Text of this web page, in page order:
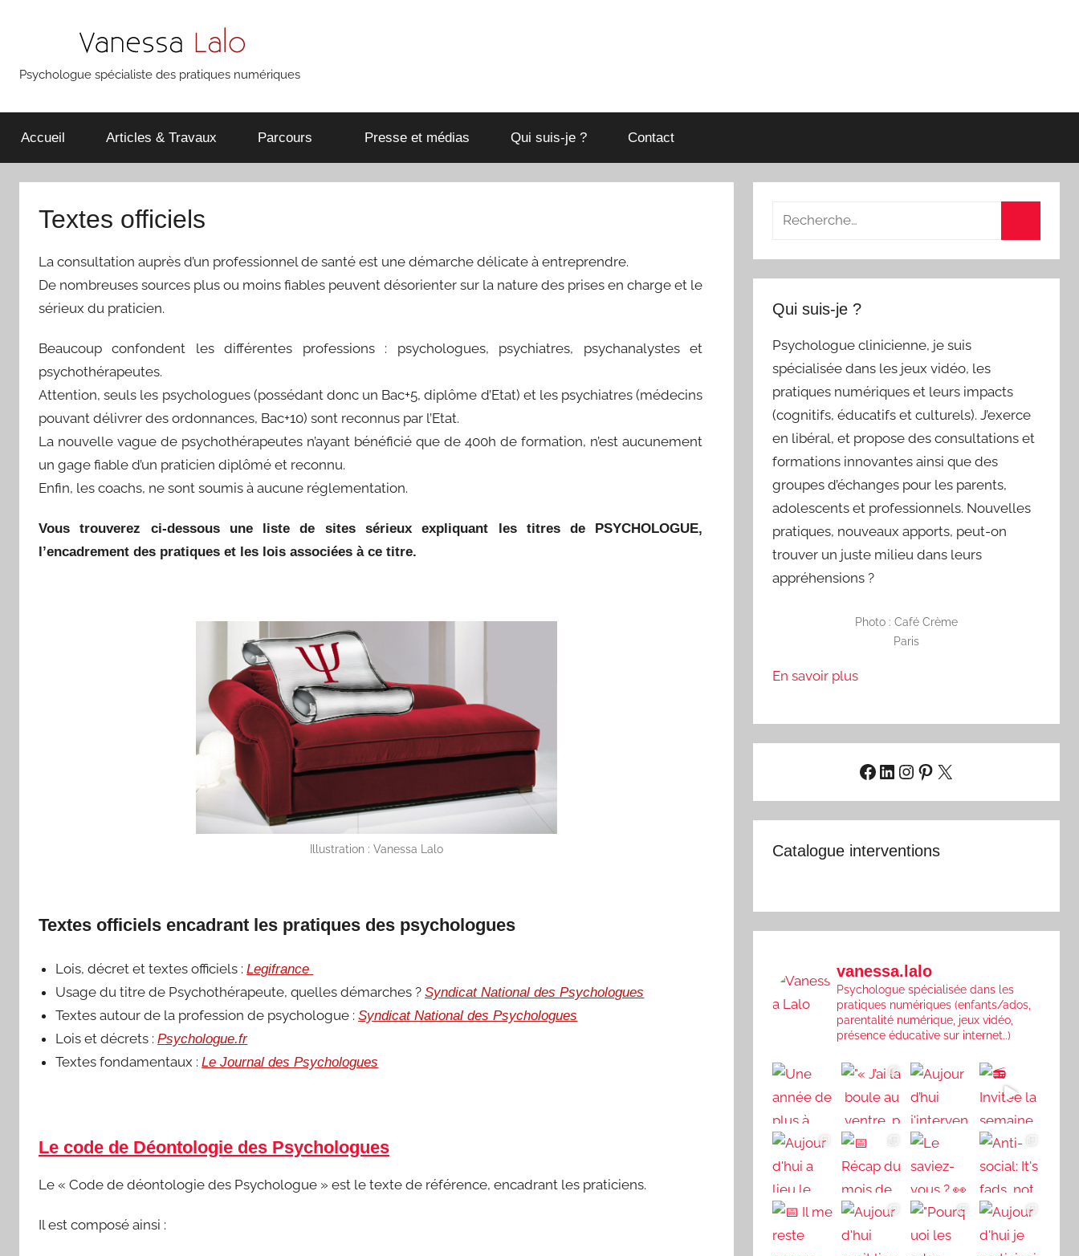
Vanessa
Lalo
Psychologue spécialiste des pratiques numériques
Accueil Articles & Travaux Parcours Presse et médias Qui suis-je ? Contact
Textes officiels
La consultation auprès d’un professionnel de santé est une démarche délicate à entreprendre.
De nombreuses sources plus ou moins fiables peuvent désorienter sur la nature des prises en charge et le
sérieux du praticien.
Beaucoup confondent les différentes professions : psychologues, psychiatres, psychanalystes et
psychothérapeutes.
Attention, seuls les psychologues (possédant donc un Bac+5, diplôme d’Etat) et les psychiatres (médecins
pouvant délivrer des ordonnances, Bac+10) sont reconnus par l’Etat.
La nouvelle vague de psychothérapeutes n’ayant bénéficié que de 400h de formation, n’est aucunement
un gage fiable d’un praticien diplômé et reconnu.
Enfin, les coachs, ne sont soumis à aucune réglementation.
Vous trouverez ci-dessous une liste de sites sérieux expliquant les titres de PSYCHOLOGUE,
l’encadrement des pratiques et les lois associées à ce titre.
Illustration : Vanessa Lalo
Textes officiels encadrant les pratiques des psychologues
Lois, décret et textes officiels :Legifrance
Usage du titre de Psychothérapeute, quelles démarches ?Syndicat National des Psychologues
Textes autour de la profession de psychologue :Syndicat National des Psychologues
Lois et décrets :Psychologue.fr
Textes fondamentaux :Le Journal des Psychologues
Le code de Déontologie des Psychologues
Le « Code de déontologie des Psychologue » est le texte de référence, encadrant les praticiens.
Il est composé ainsi :
Recherche
:
Qui suis-je ?
Psychologue clinicienne, je suis
spécialisée dans les jeux vidéo, les
pratiques numériques et leurs impacts
(cognitifs, éducatifs et culturels). J’exerce
en libéral, et propose des consultations et
formations innovantes ainsi que des
groupes d’échanges pour les parents,
adolescents et professionnels. Nouvelles
pratiques, nouveaux apports, peut-on
trouver un juste milieu dans leurs
appréhensions ?
Photo : Café Crème
Paris
En savoir plus
Facebook
LinkedIn
Instagram
Pinterest
X
Catalogue interventions
vanessa.lalo
Psychologue spécialisée dans les
pratiques numériques (enfants/ados,
parentalité numérique, jeux vidéo,
présence éducative sur internet..)